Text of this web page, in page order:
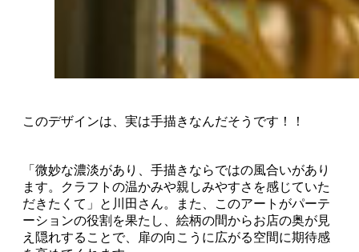
このデザインは、実は手描きなんだそうです！！
「微妙な濃淡があり、手描きならではの風合いがあり
ます。クラフトの温かみや親しみやすさを感じていた
だきたくて」と川田さん。また、このアートがパーテ
ーションの役割を果たし、絵柄の間からお店の奥が見
え隠れすることで、扉の向こうに広がる空間に期待感